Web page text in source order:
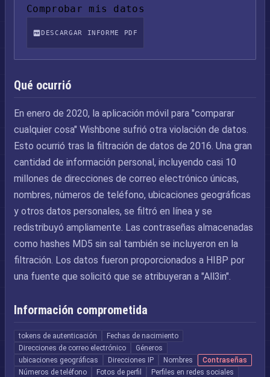
Comprobar mis datos
DESCARGAR INFORME PDF
Qué ocurrió
En enero de 2020, la aplicación móvil para "comparar
cualquier cosa" Wishbone sufrió otra violación de datos.
Esto ocurrió tras la filtración de datos de 2016. Una gran
cantidad de información personal, incluyendo casi 10
millones de direcciones de correo electrónico únicas,
nombres, números de teléfono, ubicaciones geográficas
y otros datos personales, se filtró en línea y se
redistribuyó ampliamente. Las contraseñas almacenadas
como hashes MD5 sin sal también se incluyeron en la
filtración. Los datos fueron proporcionados a HIBP por
una fuente que solicitó que se atribuyeran a "All3in".
Información comprometida
tokens de autenticación
Fechas de nacimiento
Direcciones de correo electrónico
Géneros
ubicaciones geográficas
Direcciones IP Nombres
Contraseñas
Números de teléfono
Fotos de perfil
Perfiles en redes sociales